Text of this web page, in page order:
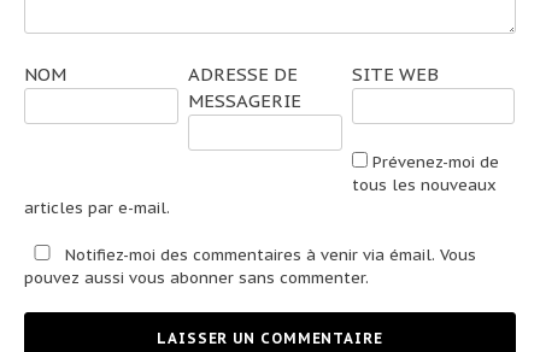
NOM
ADRESSE DE
MESSAGERIE
SITE WEB
Prévenez-moi de
tous les nouveaux
articles par e-mail.
Notifiez-moi des commentaires à venir via émail. Vous
pouvez aussi vous abonner sans commenter.